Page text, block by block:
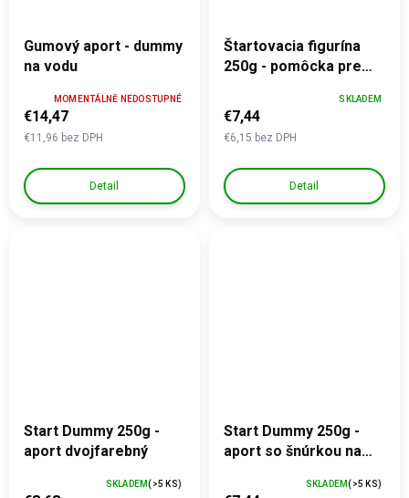
Gumový aport - dummy
na vodu
€11,96 bez DPH
€14,47
MOMENTÁLNĚ NEDOSTUPNÉ
Detail
Štartovacia figurína
250g - pomôcka pre
€6,15 bez DPH
€7,44
SKLADEM
Detail
Start Dummy 250g -
aport dvojfarebný
SKLADEM(>5 KS)
Start Dummy 250g -
aport so šnúrkou na
SKLADEM(>5 KS)